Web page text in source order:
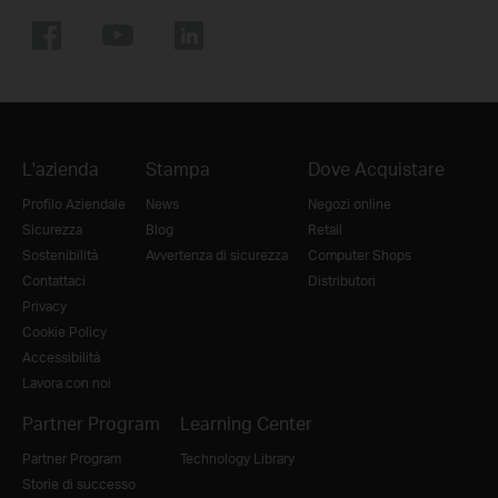
L'azienda
Profilo Aziendale
Sicurezza
Sostenibilità
Contattaci
Privacy
Cookie Policy
Accessibilità
Lavora con noi
Stampa
News
Blog
Avvertenza di sicurezza
Dove Acquistare
Negozi online
Retail
Computer Shops
Distributori
Partner Program
Partner Program
Storie di successo
Learning Center
Technology Library